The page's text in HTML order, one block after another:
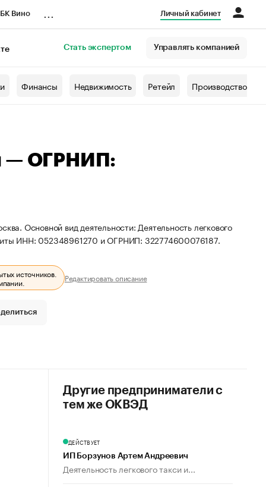
Вино Личный кабинет
Стать экспертом Управлять компанией
Финансы Недвижимость Ретейл Производство
— ОГРНИП:
Основной вид деятельности: Деятельность легкового
ИНН: 052348961270 и ОГРНИП: 322774600076187.
источников.
Редактировать описание
Другие предприниматели с
тем же ОКВЭД
ДЕЙСТВУЕТ
ИП Борзунов Артем Андреевич
Деятельность легкового такси и...